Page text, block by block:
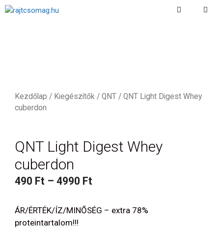
Kilépés
Kezdőlap / Kiegészítők / QNT / QNT Light Digest Whey
cuberdon
QNT Light Digest Whey
cuberdon
490 Ft – 4990 Ft
ÁR/ÉRTÉK/ÍZ/MINŐSÉG – extra 78%
proteintartalom!!!